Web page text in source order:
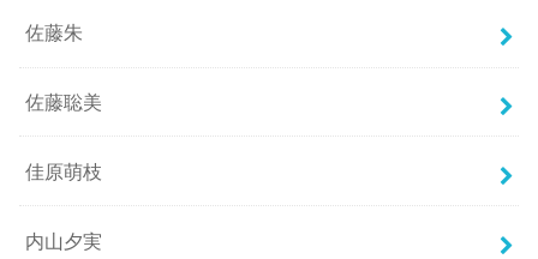
佐藤朱
佐藤聡美
佳原萌枝
内山夕実